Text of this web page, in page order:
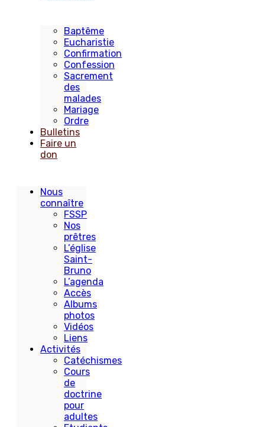
Baptême
Eucharistie
Confirmation
Confession
Sacrement
des
malades
Mariage
Ordre
Bulletins
Faire un
don
Nous
connaître
FSSP
Nos
prêtres
L’église
Saint-
Bruno
L’agenda
Accès
Albums
photos
Vidéos
Liens
Activités
Catéchismes
Cours
de
doctrine
pour
adultes